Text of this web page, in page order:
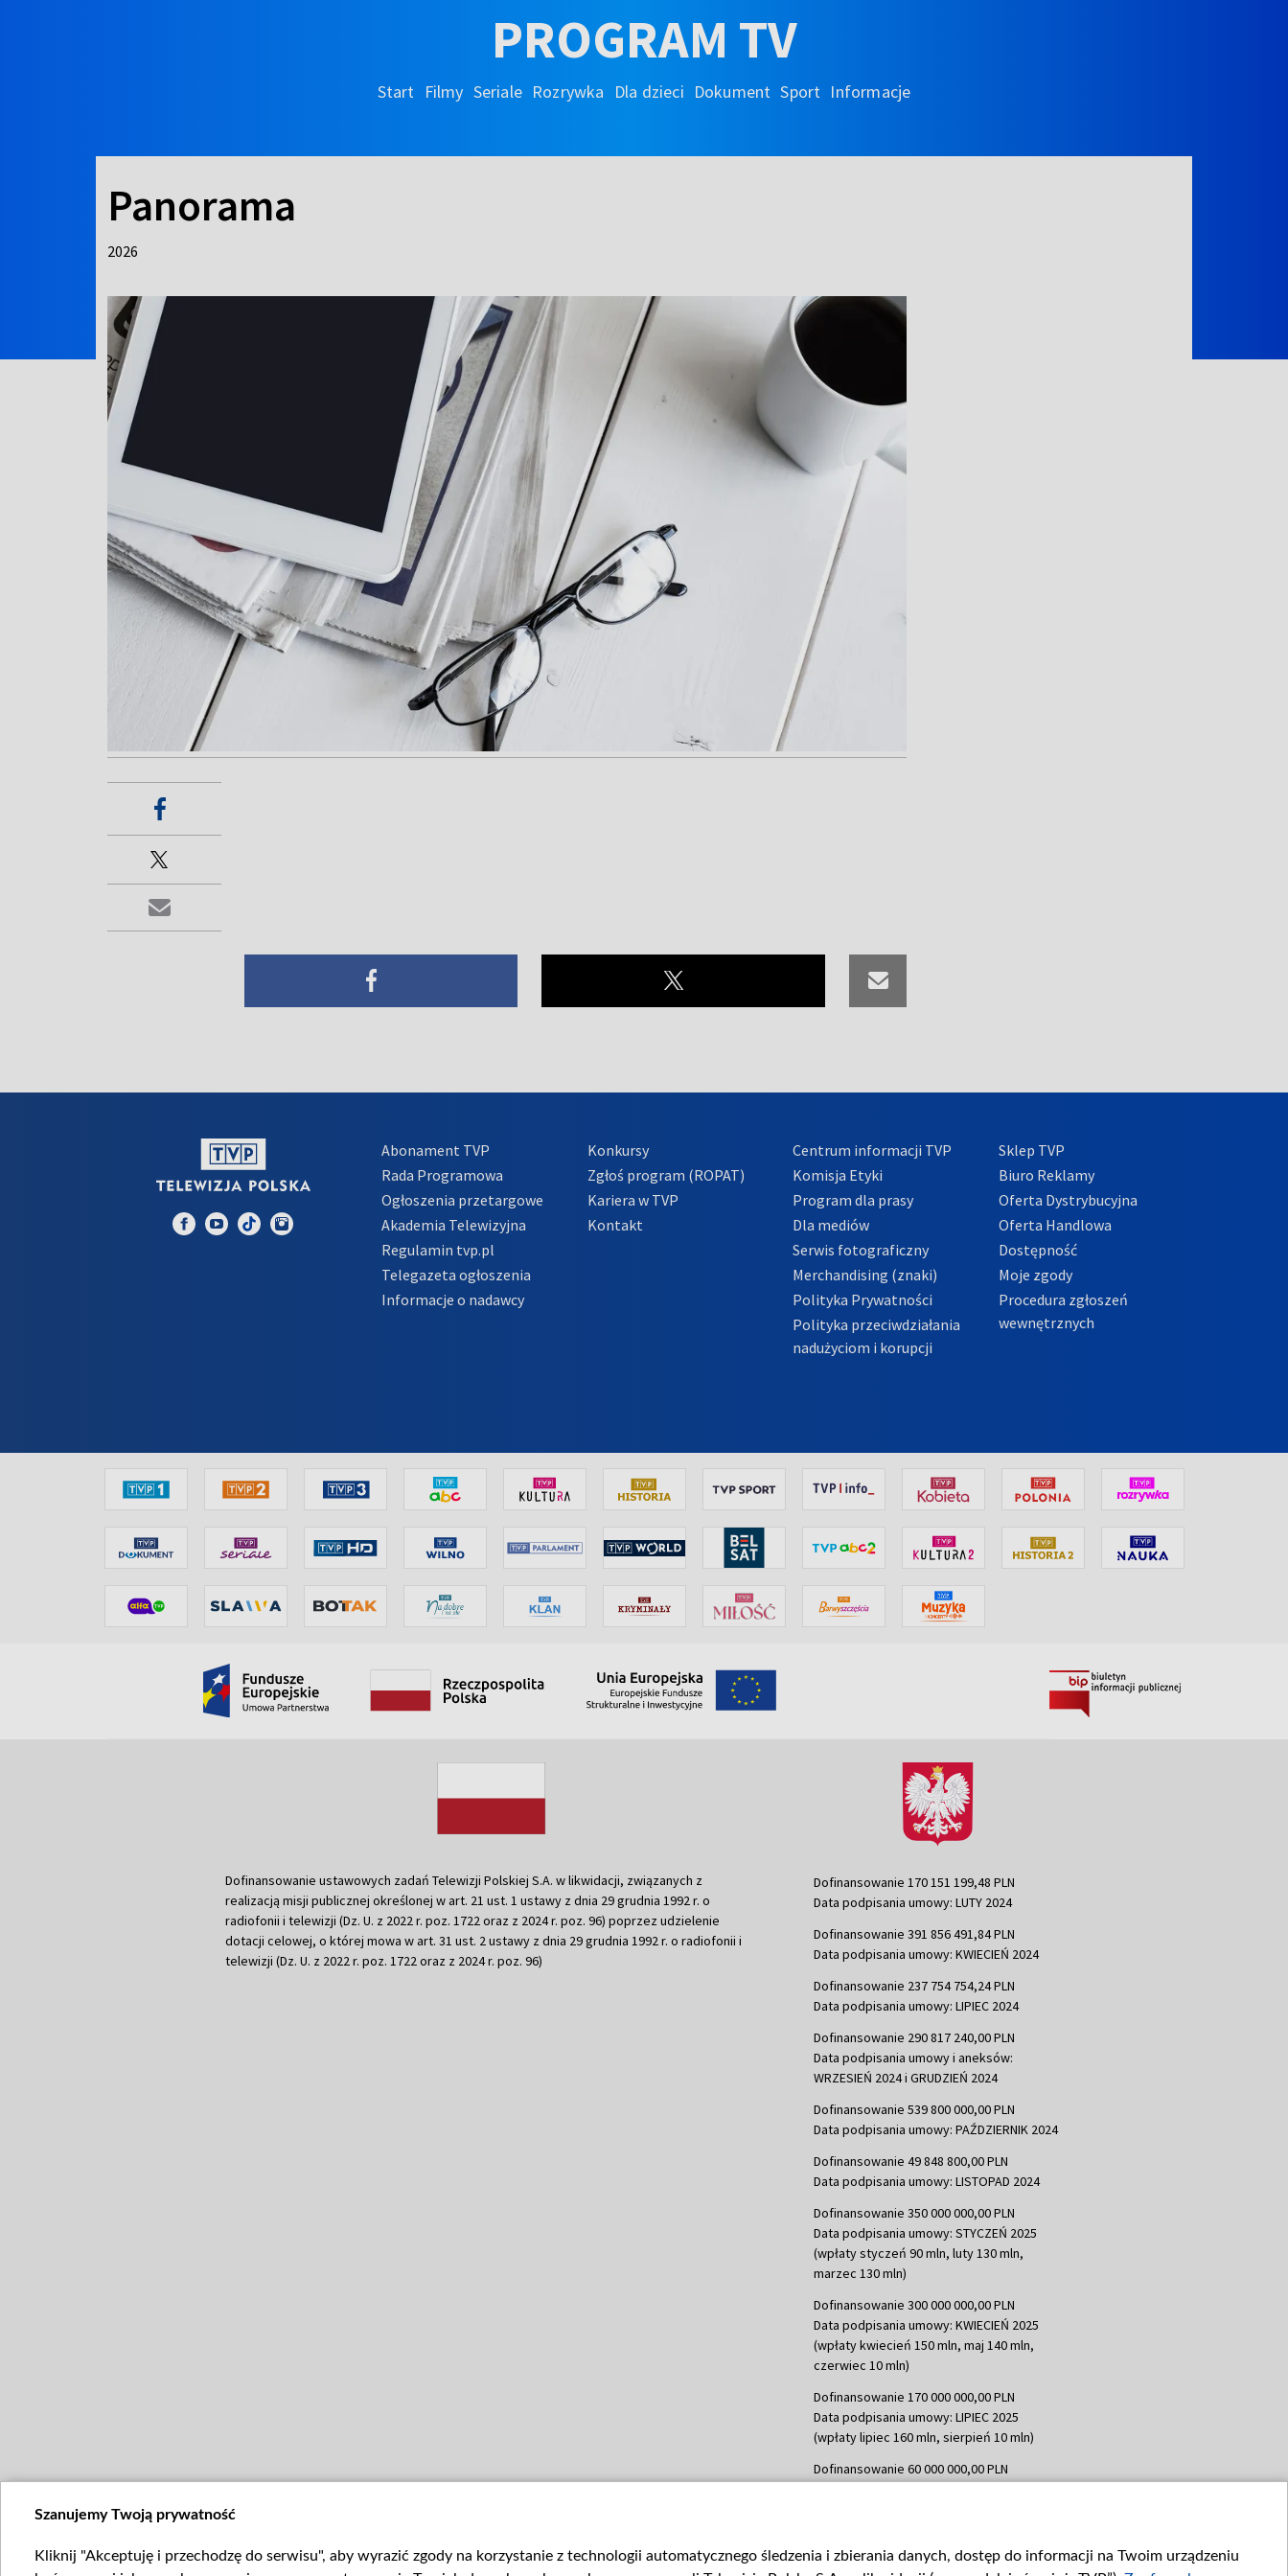
PROGRAM TV
Start Filmy Seriale Rozrywka Dla dzieci Dokument Sport Informacje
Panorama
2026
Abonament TVP
Rada Programowa
Ogłoszenia przetargowe
Akademia Telewizyjna
Regulamin tvp.pl
Telegazeta ogłoszenia
Informacje o nadawcy
Konkursy
Zgłoś program (ROPAT)
Kariera w TVP
Kontakt
Centrum informacji TVP
Komisja Etyki
Program dla prasy
Dla mediów
Serwis fotograficzny
Merchandising (znaki)
Polityka Prywatności
Polityka przeciwdziałania
nadużyciom i korupcji
Sklep TVP
Biuro Reklamy
Oferta Dystrybucyjna
Oferta Handlowa
Dostępność
Moje zgody
Procedura zgłoszeń
wewnętrznych
Dofinansowanie ustawowych zadań Telewizji Polskiej S.A. w likwidacji, związanych z
realizacją misji publicznej określonej w art. 21 ust. 1 ustawy z dnia 29 grudnia 1992 r. o
radiofonii i telewizji (Dz. U. z 2022 r. poz. 1722 oraz z 2024 r. poz. 96) poprzez udzielenie
dotacji celowej, o której mowa w art. 31 ust. 2 ustawy z dnia 29 grudnia 1992 r. o radiofonii i
telewizji (Dz. U. z 2022 r. poz. 1722 oraz z 2024 r. poz. 96)
Dofinansowanie 170 151 199,48 PLN
Data podpisania umowy: LUTY 2024
Dofinansowanie 391 856 491,84 PLN
Data podpisania umowy: KWIECIEŃ 2024
Dofinansowanie 237 754 754,24 PLN
Data podpisania umowy: LIPIEC 2024
Dofinansowanie 290 817 240,00 PLN
Data podpisania umowy i aneksów:
WRZESIEŃ 2024 i GRUDZIEŃ 2024
Dofinansowanie 539 800 000,00 PLN
Data podpisania umowy: PAŹDZIERNIK 2024
Dofinansowanie 49 848 800,00 PLN
Data podpisania umowy: LISTOPAD 2024
Dofinansowanie 350 000 000,00 PLN
Data podpisania umowy: STYCZEŃ 2025
(wpłaty styczeń 90 mln, luty 130 mln,
marzec 130 mln)
Dofinansowanie 300 000 000,00 PLN
Data podpisania umowy: KWIECIEŃ 2025
(wpłaty kwiecień 150 mln, maj 140 mln,
czerwiec 10 mln)
Dofinansowanie 170 000 000,00 PLN
Data podpisania umowy: LIPIEC 2025
(wpłaty lipiec 160 mln, sierpień 10 mln)
Dofinansowanie 60 000 000,00 PLN
Data podpisania umowy: WRZESIEŃ 2025
Szanujemy Twoją prywatność
Kliknij "Akceptuję i przechodzę do serwisu", aby wyrazić zgody na korzystanie z technologii automatycznego śledzenia i zbierania danych, dostęp do informacji na Twoim urządzeniu